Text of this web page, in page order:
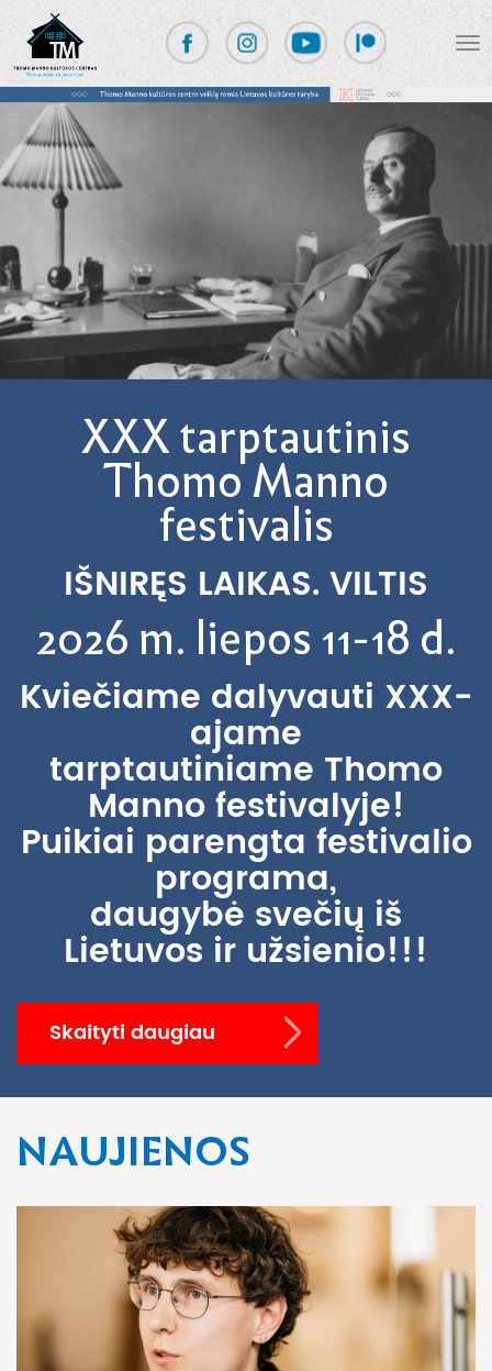
XXX tarptautinis
Thomo Manno
festivalis
IŠNIRĘS LAIKAS. VILTIS
2026 m. liepos 11-18 d.
Kviečiame dalyvauti XXX-
ajame
tarptautiniame Thomo
Manno festivalyje!
Puikiai parengta festivalio
programa,
daugybė svečių iš
Lietuvos ir užsienio!!!
Skaityti daugiau
NAUJIENOS